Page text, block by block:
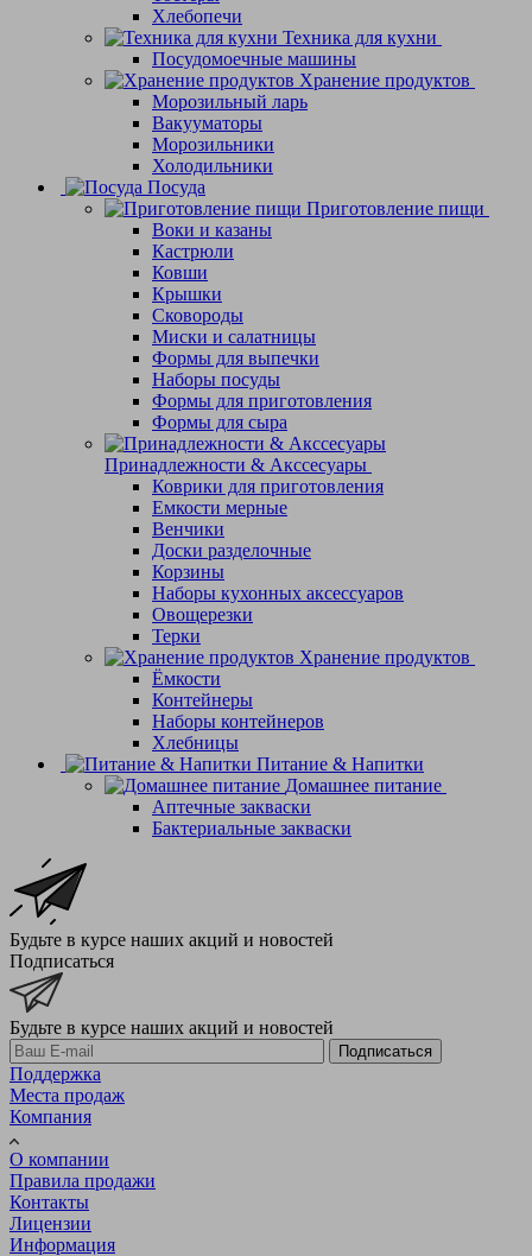
Хлебопечи
Техника для кухни
Посудомоечные машины
Хранение продуктов
Морозильный ларь
Вакууматоры
Морозильники
Холодильники
Посуда
Приготовление пищи
Воки и казаны
Кастрюли
Ковши
Крышки
Сковороды
Миски и салатницы
Формы для выпечки
Наборы посуды
Формы для приготовления
Формы для сыра
Принадлежности & Акссесуары
Коврики для приготовления
Емкости мерные
Венчики
Доски разделочные
Корзины
Наборы кухонных аксессуаров
Овощерезки
Терки
Хранение продуктов
Ёмкости
Контейнеры
Наборы контейнеров
Хлебницы
Питание & Напитки
Домашнее питание
Аптечные закваски
Бактериальные закваски
Будьте в курсе наших акций и новостей
Подписаться
Будьте в курсе наших акций и новостей
Подписаться
Поддержка
Места продаж
Компания
О компании
Правила продажи
Контакты
Лицензии
Информация